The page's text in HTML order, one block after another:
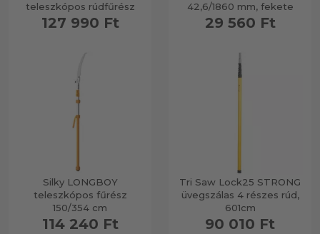
teleszkópos rúdfűrész
127 990 Ft
42,6/1860 mm, fekete
29 560 Ft
Silky LONGBOY
teleszkópos fűrész
150/354 cm
114 240 Ft
Tri Saw Lock25 STRONG
üvegszálas 4 részes rúd,
601cm
90 010 Ft